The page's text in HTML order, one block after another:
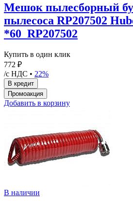
Мешок пылесборный
пылесоса RP207502
*60_RP207502
Купить в один клик
772 ₽
/с НДС • 22%
Добавить в корзину
В наличии